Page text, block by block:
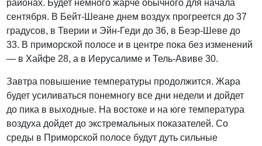
районах. Будет немного жарче обычного для начала
сентября. В Бейт-Шеане днем воздух прогреется до 37
градусов, в Тверии и Эйн-Геди до 36, в Беэр-Шеве до
33. В приморской полосе и в центре пока без изменений
— в Хайфе 28, а в Иерусалиме и Тель-Авиве 30.
Завтра повышение температуры продолжится. Жара
будет усиливаться понемногу все дни недели и дойдет
до пика в выходные. На востоке и на юге температура
воздуха дойдет до экстремальных показателей. Со
среды в Приморской полосе будут дуть сильные